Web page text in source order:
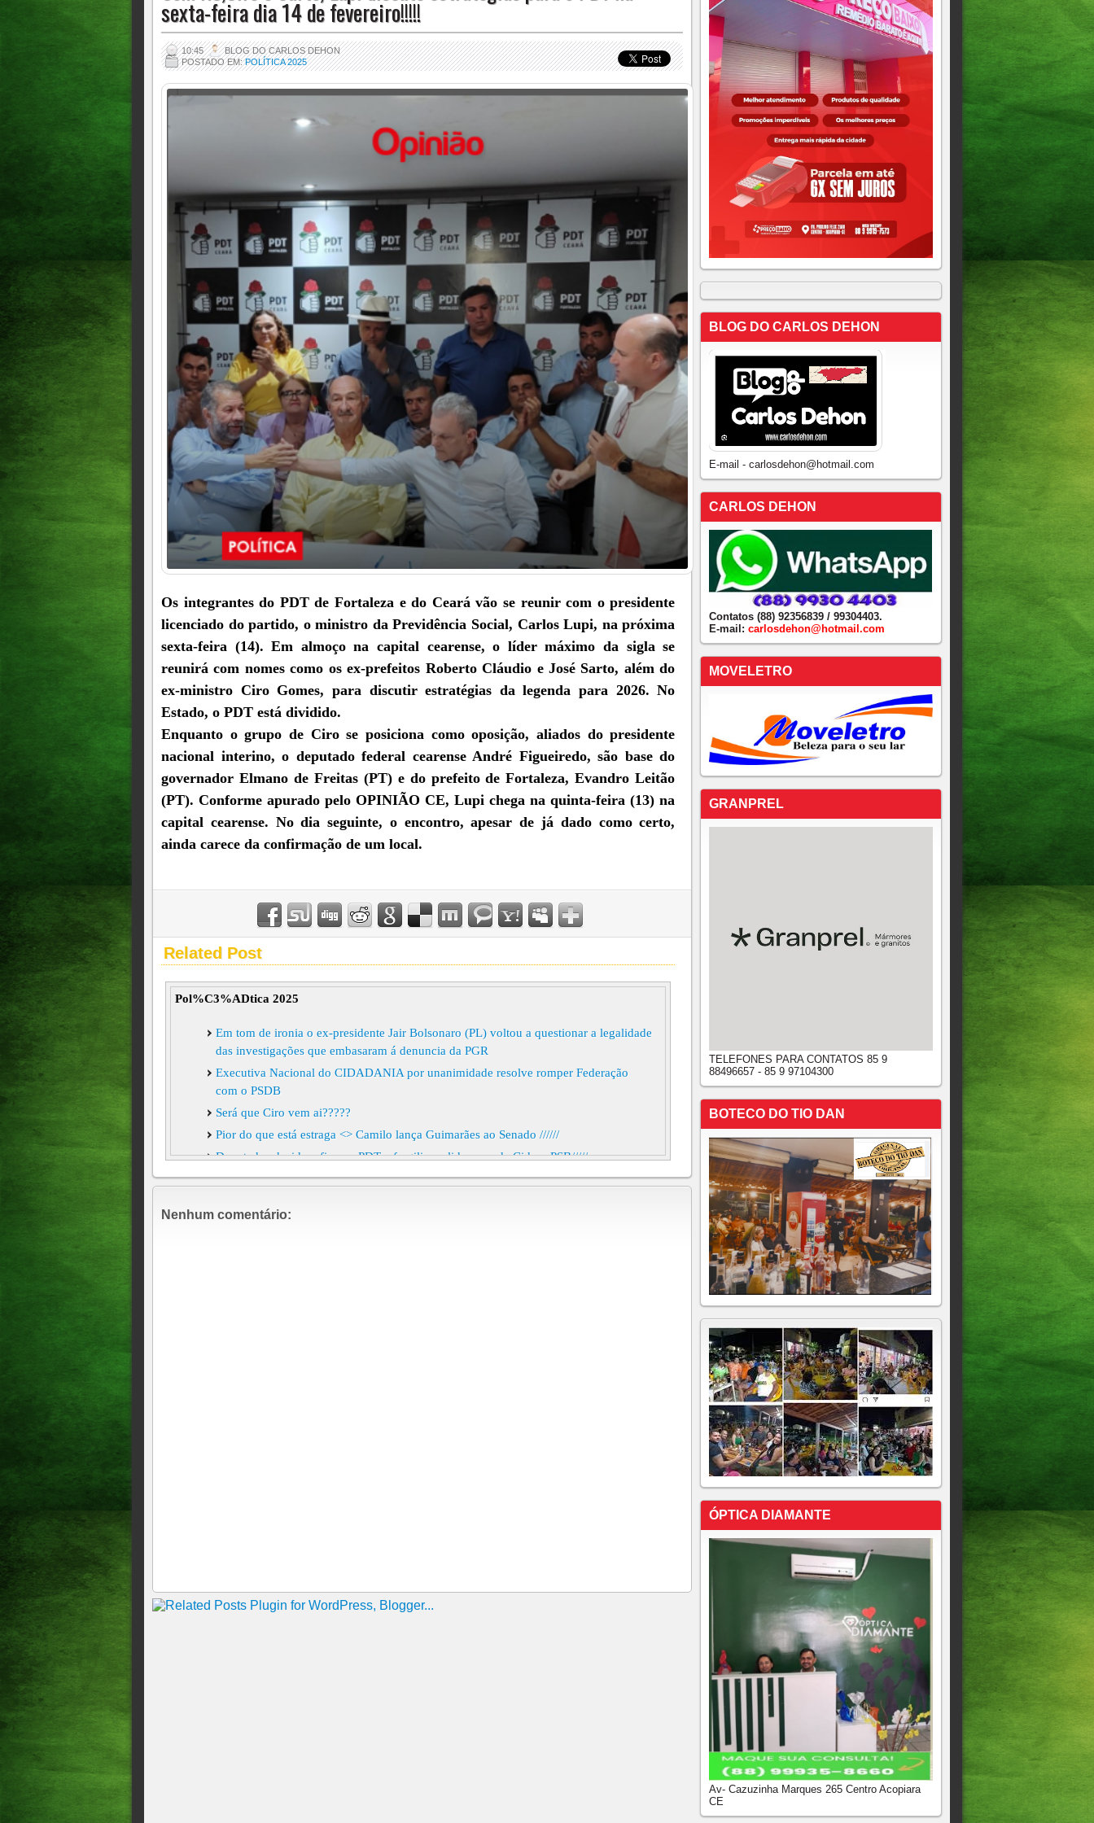
sexta-feira dia 14 de fevereiro!!!!!
10:45
BLOG DO CARLOS DEHON
POSTADO EM:POLÍTICA 2025
Os integrantes do PDT de Fortaleza e do Ceará vão se reunir com o presidente
licenciado do partido, o ministro da Previdência Social, Carlos Lupi, na próxima
sexta-feira (14). Em almoço na capital cearense, o líder máximo da sigla se
reunirá com nomes como os ex-prefeitos Roberto Cláudio e José Sarto, além do
ex-ministro Ciro Gomes, para discutir estratégias da legenda para 2026. No
Estado, o PDT está dividido.
Enquanto o grupo de Ciro se posiciona como oposição, aliados do presidente
nacional interino, o deputado federal cearense André Figueiredo, são base do
governador Elmano de Freitas (PT) e do prefeito de Fortaleza, Evandro Leitão
(PT). Conforme apurado pelo OPINIÃO CE, Lupi chega na quinta-feira (13) na
capital cearense. No dia seguinte, o encontro, apesar de já dado como certo,
ainda carece da confirmação de um local.
Related Post
Pol%C3%ADtica 2025
Em tom de ironia o ex-presidente Jair Bolsonaro (PL) voltou a questionar a legalidade
das investigações que embasaram á denuncia da PGR
Executiva Nacional do CIDADANIA por unanimidade resolve romper Federação
com o PSDB
Será que Ciro vem ai?????
Pior do que está estraga <> Camilo lança Guimarães ao Senado //////
Deputados decidem fica no PDT e fragilizam liderança de Cid no PSB/////
Política Encontro de prefeitos promove integração de municípios de fronteiras,
Como fica e qual o futuro do PDT após a saída dos deputados estaduais rumo ao
R$ 6 mil a R$ 26 mil <> QUINTA-FEIRA, 30/01/, 10:33 h
Nenhum comentário:
BLOG DO CARLOS DEHON
E-mail - carlosdehon@hotmail.com
CARLOS DEHON
Contatos (88) 92356839 / 99304403.
E-mail: carlosdehon@hotmail.com
MOVELETRO
GRANPREL
TELEFONES PARA CONTATOS 85 9
88496657 - 85 9 97104300
BOTECO DO TIO DAN
ÓPTICA DIAMANTE
Av- Cazuzinha Marques 265 Centro Acopiara
CE